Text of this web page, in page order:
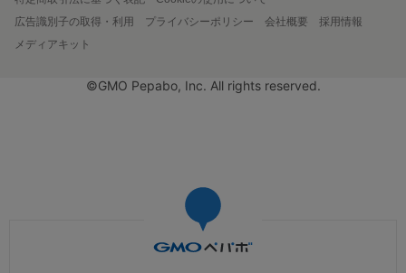
広告識別子の取得・利用
プライバシーポリシー 会社概要
採用情報
メディアキット
©GMO Pepabo, Inc. All rights reserved.